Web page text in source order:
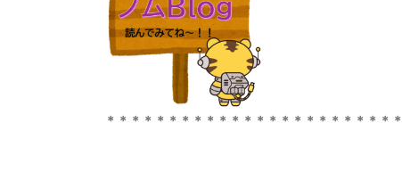
＊＊＊＊＊＊＊＊＊＊＊＊＊＊＊＊＊＊＊＊＊＊＊